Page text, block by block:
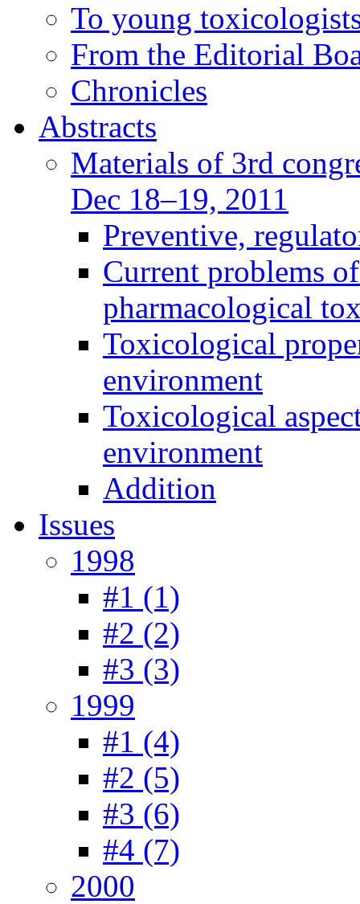
To young
From the Editorial
Chronicles
Abstracts
Materials of 3rd
Dec 18–19, 2011
Preventive,
Current problems
pharmacological
Toxicological
environment
Toxicological
environment
Addition
Issues
1998
#1 (1)
#2 (2)
#3 (3)
1999
#1 (4)
#2 (5)
#3 (6)
#4 (7)
2000